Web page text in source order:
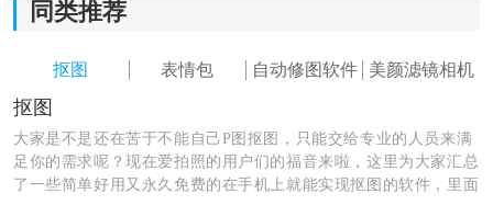
2、进来后在首页可以看到一些基础的特效还有清爽的滤
镜，点击立即制作，即可get同款
同类推荐
抠图 表情包 自动修图软件 美颜滤镜相机
抠图
大家是不是还在苦于不能自己P图抠图，只能交给专业的人员来满
足你的需求呢？现在爱拍照的用户们的福音来啦，这里为大家汇总
了一些简单好用又永久免费的在手机上就能实现抠图的软件，里面